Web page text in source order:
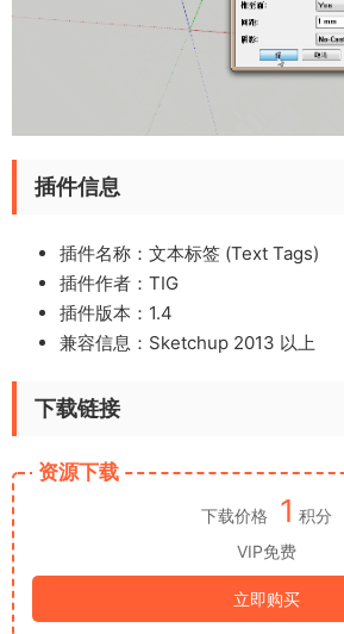
插件信息
插件名称：文本标签 (Text Tags)
插件作者：TIG
插件版本：1.4
兼容信息：Sketchup 2013 以上
下载链接
资源下载
下载价格 1 积分
VIP免费
立即购买